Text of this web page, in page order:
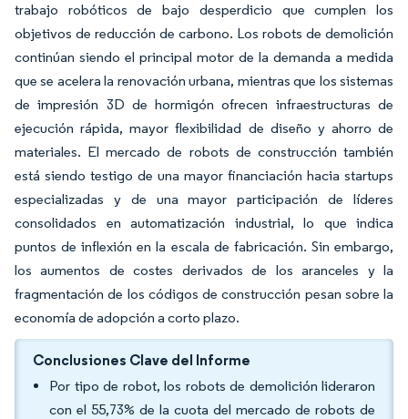
trabajo robóticos de bajo desperdicio que cumplen los
objetivos de reducción de carbono. Los robots de demolición
continúan siendo el principal motor de la demanda a medida
que se acelera la renovación urbana, mientras que los sistemas
de impresión 3D de hormigón ofrecen infraestructuras de
ejecución rápida, mayor flexibilidad de diseño y ahorro de
materiales. El mercado de robots de construcción también
está siendo testigo de una mayor financiación hacia startups
especializadas y de una mayor participación de líderes
consolidados en automatización industrial, lo que indica
puntos de inflexión en la escala de fabricación. Sin embargo,
los aumentos de costes derivados de los aranceles y la
fragmentación de los códigos de construcción pesan sobre la
economía de adopción a corto plazo.
Conclusiones Clave del Informe
Por tipo de robot, los robots de demolición lideraron
con el 55,73% de la cuota del mercado de robots de